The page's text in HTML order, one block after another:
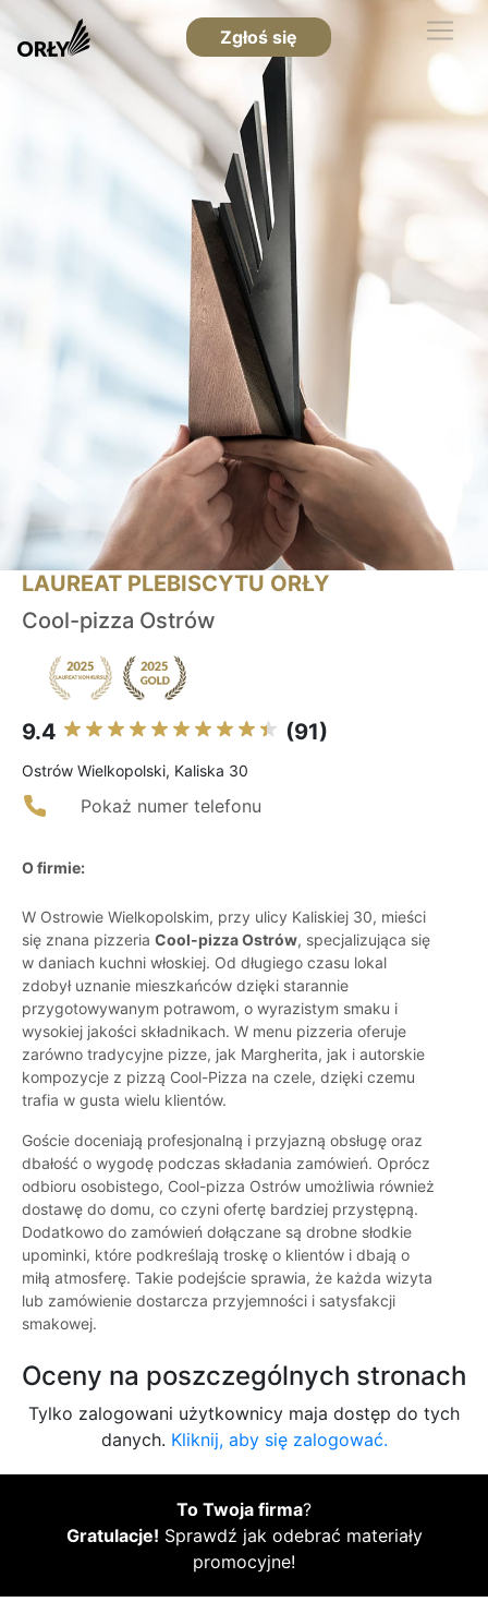
Zgłoś się
LAUREAT PLEBISCYTU ORŁY
Cool-pizza Ostrów
9.4 (91)
Ostrów Wielkopolski, Kaliska 30
Pokaż numer telefonu
O firmie:
W Ostrowie Wielkopolskim, przy ulicy Kaliskiej 30, mieści
się znana pizzeria Cool-pizza Ostrów, specjalizująca się
w daniach kuchni włoskiej. Od długiego czasu lokal
zdobył uznanie mieszkańców dzięki starannie
przygotowywanym potrawom, o wyrazistym smaku i
wysokiej jakości składnikach. W menu pizzeria oferuje
zarówno tradycyjne pizze, jak Margherita, jak i autorskie
kompozycje z pizzą Cool-Pizza na czele, dzięki czemu
trafia w gusta wielu klientów.
Goście doceniają profesjonalną i przyjazną obsługę oraz
dbałość o wygodę podczas składania zamówień. Oprócz
odbioru osobistego, Cool-pizza Ostrów umożliwia również
dostawę do domu, co czyni ofertę bardziej przystępną.
Dodatkowo do zamówień dołączane są drobne słodkie
upominki, które podkreślają troskę o klientów i dbają o
miłą atmosferę. Takie podejście sprawia, że każda wizyta
lub zamówienie dostarcza przyjemności i satysfakcji
smakowej.
Oceny na poszczególnych stronach
Tylko zalogowani użytkownicy maja dostęp do tych
danych. Kliknij, aby się zalogować.
To Twoja firma?
Gratulacje! Sprawdź jak odebrać materiały
promocyjne!